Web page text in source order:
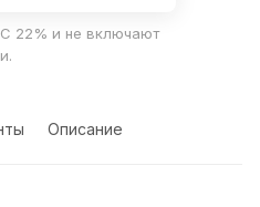
22% и не включают
Описание